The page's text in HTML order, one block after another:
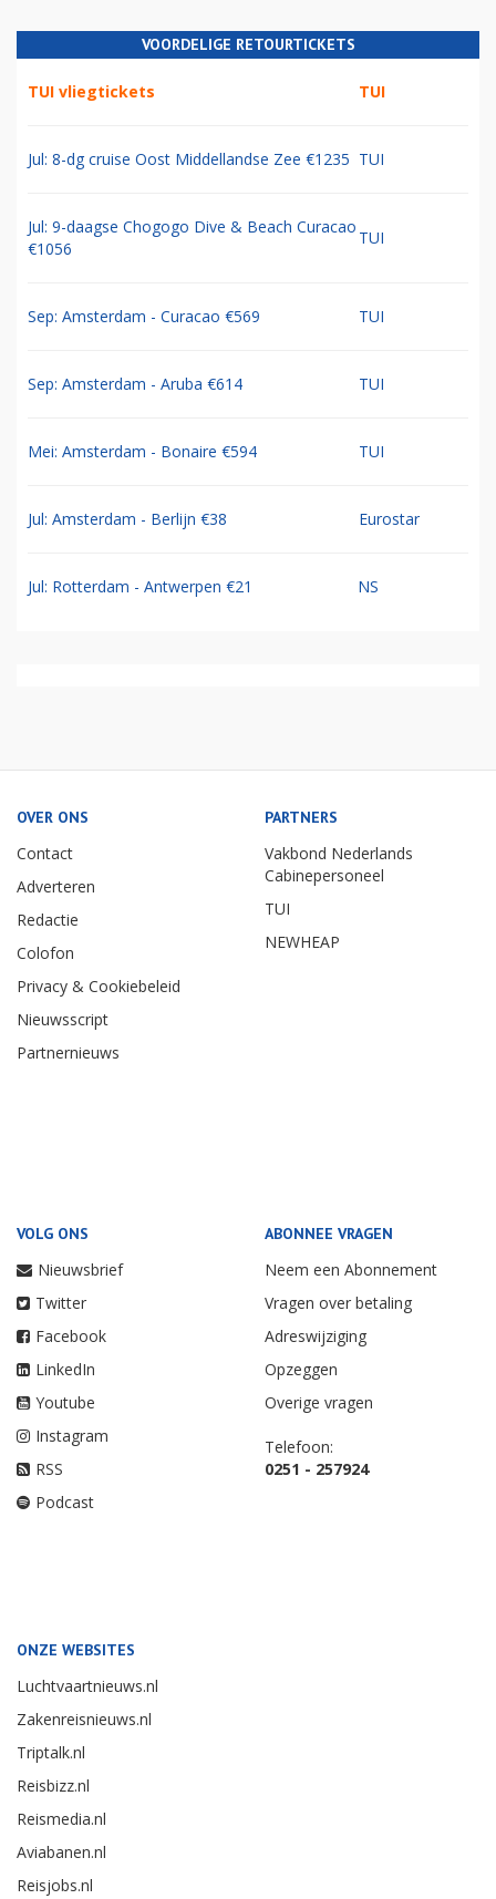
VOORDELIGE RETOURTICKETS
TUI vliegtickets TUI
Jul: 8-dg cruise Oost Middellandse Zee €1235 TUI
Jul: 9-daagse Chogogo Dive & Beach Curacao
€1056
TUI
Sep: Amsterdam - Curacao €569 TUI
Sep: Amsterdam - Aruba €614 TUI
Mei: Amsterdam - Bonaire €594 TUI
Jul: Amsterdam - Berlijn €38 Eurostar
Jul: Rotterdam - Antwerpen €21 NS
OVER ONS
Contact
Adverteren
Redactie
Colofon
Privacy & Cookiebeleid
Nieuwsscript
Partnernieuws
PARTNERS
Vakbond Nederlands
Cabinepersoneel
TUI
NEWHEAP
VOLG ONS
Nieuwsbrief
Twitter
Facebook
LinkedIn
Youtube
Instagram
RSS
Podcast
ABONNEE VRAGEN
Neem een Abonnement
Vragen over betaling
Adreswijziging
Opzeggen
Overige vragen
Telefoon:
0251 - 257924
ONZE WEBSITES
Luchtvaartnieuws.nl
Zakenreisnieuws.nl
Triptalk.nl
Reisbizz.nl
Reismedia.nl
Aviabanen.nl
Reisjobs.nl